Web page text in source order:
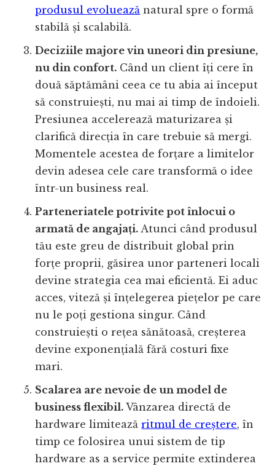
produsul evoluează natural spre o formă
stabilă și scalabilă.
Deciziile majore vin uneori din presiune,
nu din confort. Când un client îți cere în
două săptămâni ceea ce tu abia ai început
să construiești, nu mai ai timp de îndoieli.
Presiunea accelerează maturizarea și
clarifică direcția în care trebuie să mergi.
Momentele acestea de forțare a limitelor
devin adesea cele care transformă o idee
într-un business real.
Parteneriatele potrivite pot înlocui o
armată de angajați. Atunci când produsul
tău este greu de distribuit global prin
forțe proprii, găsirea unor parteneri locali
devine strategia cea mai eficientă. Ei aduc
acces, viteză și înțelegerea piețelor pe care
nu le poți gestiona singur. Când
construiești o rețea sănătoasă, creșterea
devine exponențială fără costuri fixe
mari.
Scalarea are nevoie de un model de
business flexibil. Vânzarea directă de
hardware limiteazăritmul de creștere, în
timp ce folosirea unui sistem de tip
hardware as a service permite extinderea